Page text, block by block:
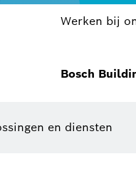
Werken bij
Bosch
en diensten